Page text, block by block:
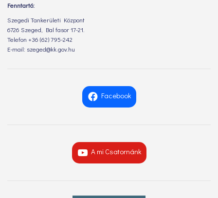
Fenntartó:
Szegedi Tankerületi Központ
6726 Szeged, Bal fasor 17-21.
Telefon +36 (62) 795-242
E-mail: szeged@kk.gov.hu
Facebook
A mi Csatornánk